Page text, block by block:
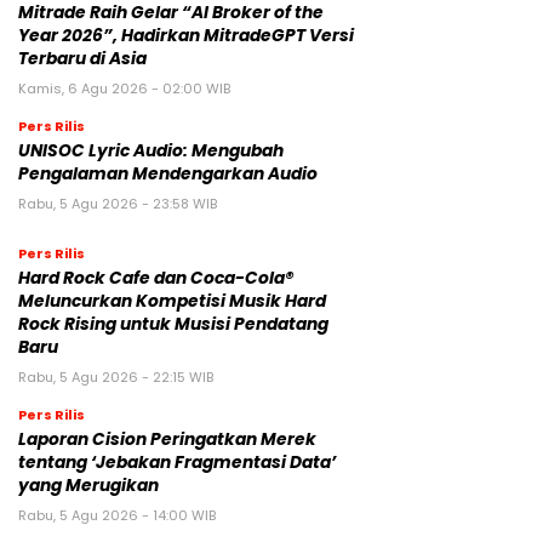
Mitrade Raih Gelar “AI Broker of the
Year 2026”, Hadirkan MitradeGPT Versi
Terbaru di Asia
Kamis, 6 Agu 2026 - 02:00 WIB
Pers Rilis
UNISOC Lyric Audio: Mengubah
Pengalaman Mendengarkan Audio
Rabu, 5 Agu 2026 - 23:58 WIB
Pers Rilis
Hard Rock Cafe dan Coca-Cola®
Meluncurkan Kompetisi Musik Hard
Rock Rising untuk Musisi Pendatang
Baru
Rabu, 5 Agu 2026 - 22:15 WIB
Pers Rilis
Laporan Cision Peringatkan Merek
tentang ‘Jebakan Fragmentasi Data’
yang Merugikan
Rabu, 5 Agu 2026 - 14:00 WIB